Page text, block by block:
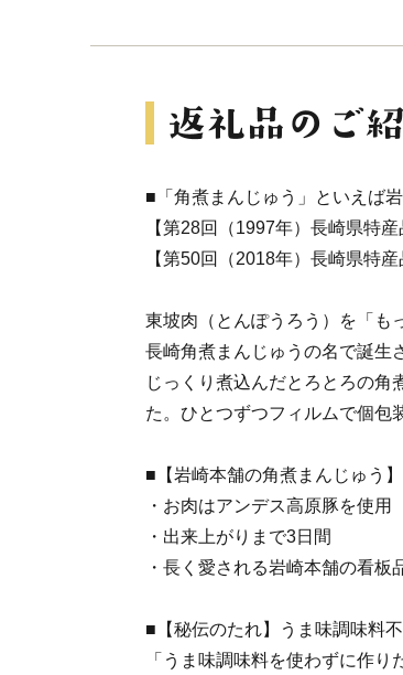
■「角煮まんじゅう」といえば
【第28回（1997年）長崎県特
【第50回（2018年）長崎県特
東坡肉（とんぽうろう）を「も
長崎角煮まんじゅうの名で誕生
じっくり煮込んだとろとろの角
た。ひとつずつフィルムで個包
■【岩崎本舗の角煮まんじゅう
・お肉はアンデス高原豚を使用
・出来上がりまで3日間
・長く愛される岩崎本舗の看板
■【秘伝のたれ】うま味調味料
「うま味調味料を使わずに作